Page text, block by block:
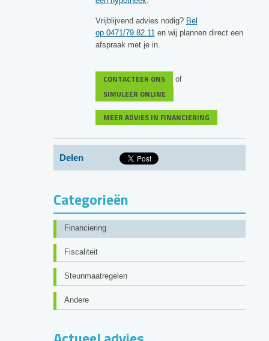
Vrijblijvend advies nodig? Bel
op 0471/79.82.11en wij plannen direct een
afspraak met je in.
CONTACTEER ONS of
SIMULEER ONLINE
MEER ADVIES IN FINANCIERING
Delen
Categorieën
Financiering
Fiscaliteit
Steunmaatregelen
Andere